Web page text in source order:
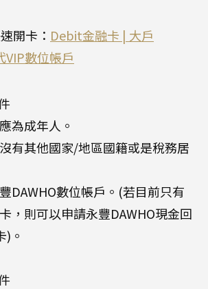
開卡： Debit金融卡 | 大戶
VIP數位帳戶
為成年人。
有其他國家/地區國籍或是稅務居
DAWHO數位帳戶。(若目前只有
，則可以申請永豐DAWHO現金回
。